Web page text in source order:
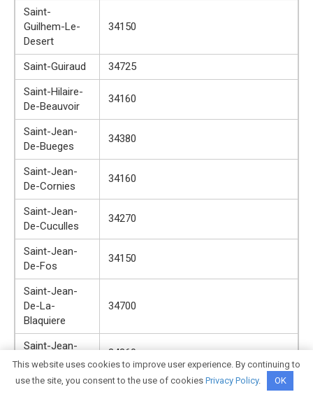
Saint-
Guilhem-Le-
Desert
34150
Saint-Guiraud
34725
Saint-Hilaire-
De-Beauvoir
34160
Saint-Jean-
De-Bueges
34380
Saint-Jean-
De-Cornies
34160
Saint-Jean-
De-Cuculles
34270
Saint-Jean-
De-Fos
34150
Saint-Jean-
De-La-
Blaquiere
34700
Saint-Jean-
De-Minervois
34360
34430, 34431 CEDEX, 34433 CEDEX,
This website uses cookies to improve user experience. By continuing to
use the site, you consent to the use of cookies Privacy Policy. OK